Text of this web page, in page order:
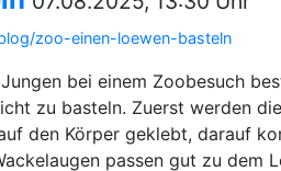
zoo-einen-loewen-basteln
bei einem Zoobesuch
zu basteln. Zuerst werden
den Körper geklebt, darauf
passen gut zu dem